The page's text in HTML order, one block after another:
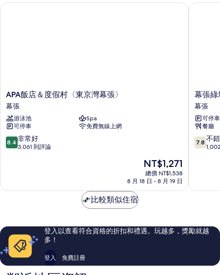
有
房
APA
飯
店
＆
度
假
村
張〉
APA飯店＆度假村〈東京灣幕張〉
幕張
游泳池
Spa
可停車
免費無線上網
8.4
分，
非
則
評
8.4 非常好
3,061 則評論
現
在
價
NT$1,271
總價 NT$1,538
8 月 18 日 - 8 月 19 日
APA飯店＆度假村〈東京灣幕張〉
幕
張
綠
塔
飯
店
幕
幕張綠
幕張
可停車
餐廳
7.8
分，
不
則
評
7.8 不
幕張綠
比較類似住宿
登入以查看符合資格的折扣和禮遇。玩越多，獎勵就越
多！
登入 免費註冊